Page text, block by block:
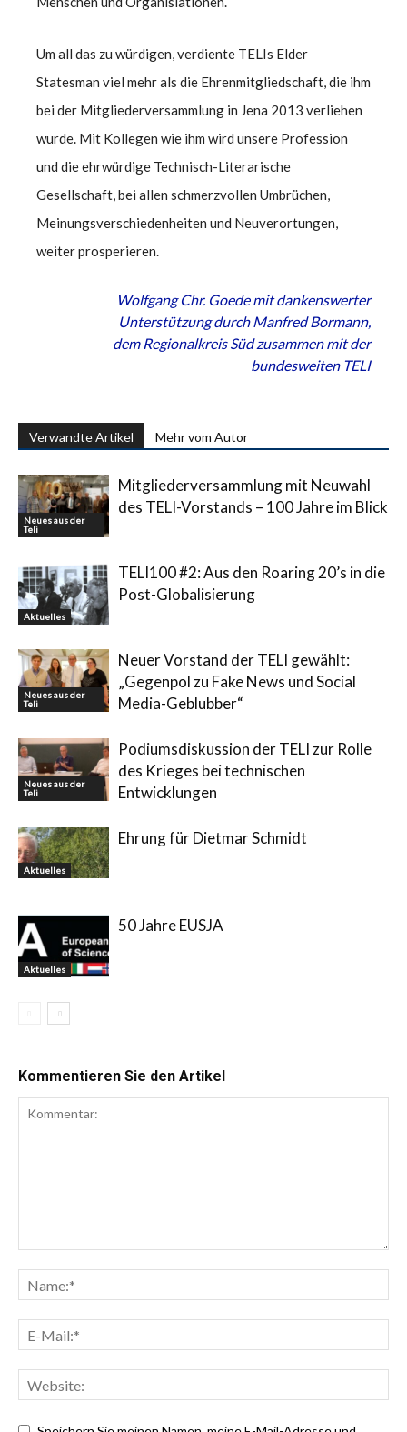
Um all das zu würdigen, verdiente TELIs Elder
Statesman viel mehr als die Ehrenmitgliedschaft, die ihm
bei der Mitgliederversammlung in Jena 2013 verliehen
wurde. Mit Kollegen wie ihm wird unsere Profession
und die ehrwürdige Technisch-Literarische
Gesellschaft, bei allen schmerzvollen Umbrüchen,
Meinungsverschiedenheiten und Neuverortungen,
weiter prosperieren.
Wolfgang Chr. Goede mit dankenswerter
Unterstützung durch Manfred Bormann,
dem Regionalkreis Süd zusammen mit der
bundesweiten TELI
Verwandte Artikel Mehr vom Autor
Neues aus der
Teli
Mitgliederversammlung mit Neuwahl
des TELI-Vorstands – 100 Jahre im Blick
Aktuelles
TELI100 #2: Aus den Roaring 20’s in die
Post-Globalisierung
Neues aus der
Teli
Neuer Vorstand der TELI gewählt:
„Gegenpol zu Fake News und Social
Media-Geblubber“
Neues aus der
Teli
Podiumsdiskussion der TELI zur Rolle
des Krieges bei technischen
Entwicklungen
Aktuelles
Ehrung für Dietmar Schmidt
Aktuelles
50 Jahre EUSJA
Kommentieren Sie den Artikel